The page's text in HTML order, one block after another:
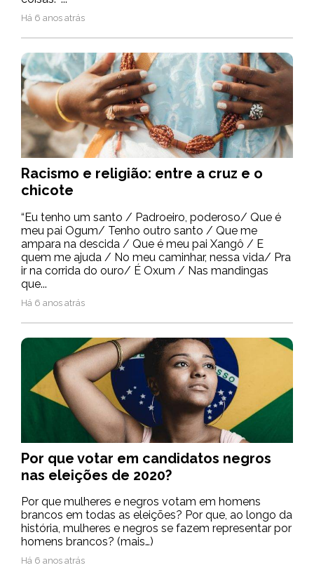
Há 6 anos atrás
Racismo e religião: entre a cruz e o
chicote
“Eu tenho um santo / Padroeiro, poderoso/ Que é
meu pai Ogum/ Tenho outro santo / Que me
ampara na descida / Que é meu pai Xangô / E
quem me ajuda / No meu caminhar, nessa vida/ Pra
ir na corrida do ouro/ É Oxum / Nas mandingas
que...
Há 6 anos atrás
Por que votar em candidatos negros
nas eleições de 2020?
Por que mulheres e negros votam em homens
brancos em todas as eleições? Por que, ao longo da
história, mulheres e negros se fazem representar por
homens brancos? (mais…)
Há 6 anos atrás